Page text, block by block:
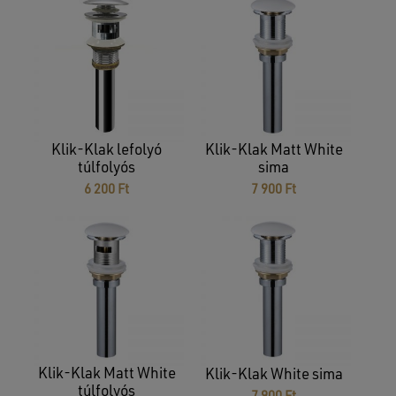
GO TO SHOP
Klik-Klak lefolyó
túlfolyós
6 200 Ft
Klik-Klak Matt White
sima
7 900 Ft
Klik-Klak Matt White
túlfolyós
Klik-Klak White sima